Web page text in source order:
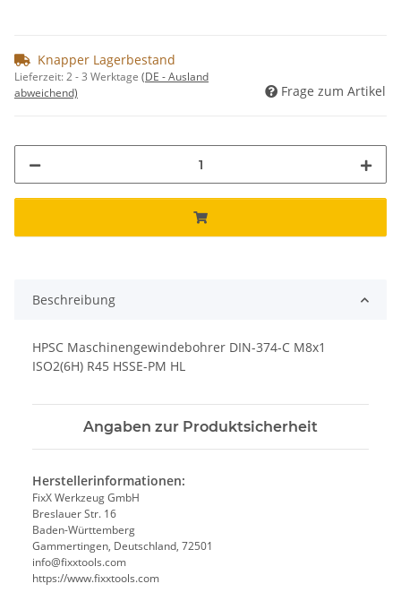
Knapper Lagerbestand
Lieferzeit:2 - 3 Werktage (DE - Ausland
abweichend)
Frage zum Artikel
Beschreibung
HPSC Maschinengewindebohrer DIN-374-C M8x1
ISO2(6H) R45 HSSE-PM HL
Angaben zur Produktsicherheit
Herstellerinformationen:
FixX Werkzeug GmbH
Breslauer Str. 16
Baden-Württemberg
Gammertingen, Deutschland, 72501
info@fixxtools.com
https://www.fixxtools.com